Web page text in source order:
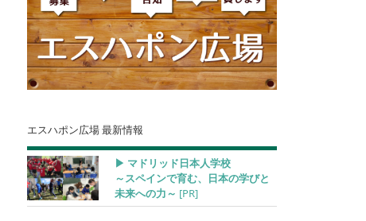
エスハポン広場 最新情報
▶︎ マドリッド日本人学校
～スペインで育む、日本の学びと
未来への力～ [PR]